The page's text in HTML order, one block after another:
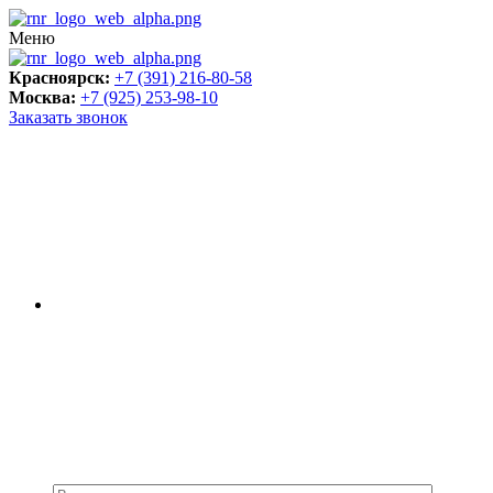
Меню
Красноярск: +7 (391) 216-80-58
Москва: +7 (925) 253-98-10
Заказать звонок